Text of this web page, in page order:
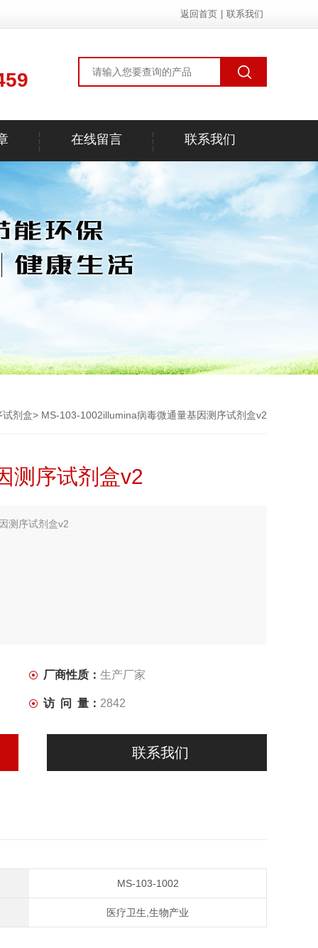
返回首页 联系我们
在线留言 联系我们
剂盒> MS-103-1002illumina病毒微通量基因测序试剂盒v2
测序试剂盒v2
测序试剂盒v2
虑更多！！！】
厂商性质： 生产厂家
访 问 量： 2842
联系我们
MS-103-1002
医疗卫生,生物产业